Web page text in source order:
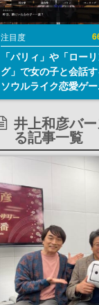
注目度
「パリィ」や「ロー
グ」で女の子と会話
ソウルライク恋愛ゲ
『小早川さんはソウ
イク』無料公開。返事
失敗すると「YOU
DIED」
井上和彦バ
る記事一覧